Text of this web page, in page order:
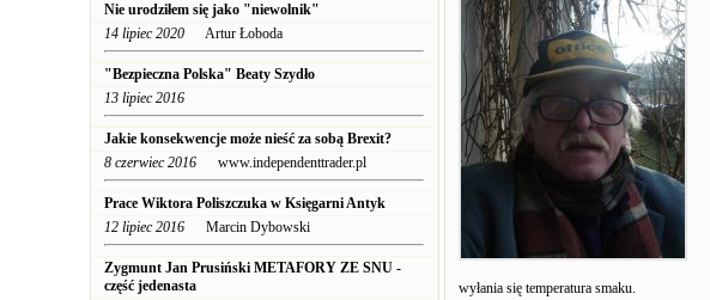
Nie urodziłem się jako "niewolnik"
14 lipiec 2020 Artur Łoboda
"Bezpieczna Polska" Beaty Szydło
13 lipiec 2016
Jakie konsekwencje może nieść za sobą Brexit?
8 czerwiec 2016 www.independenttrader.pl
Prace Wiktora Poliszczuka w Księgarni Antyk
12 lipiec 2016 Marcin Dybowski
Zygmunt Jan Prusiński METAFORY ZE SNU -
część jedenasta
wyłania się temperatura smaku.